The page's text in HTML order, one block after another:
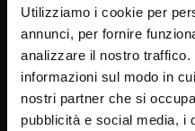
Utilizziamo i cookie per
annunci, per fornire
analizzare il nostro traffico.
informazioni sul modo in
nostri partner che si
pubblicità e social media, i
Dicono di noi
FAQ
Fattura24 srl